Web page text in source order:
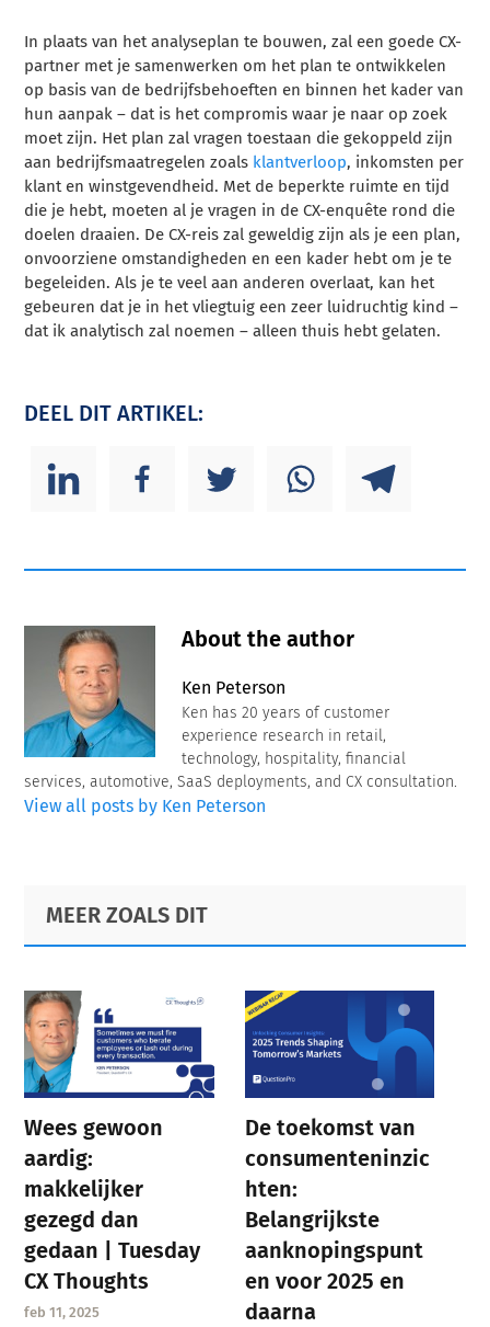
In plaats van het analyseplan te bouwen, zal een goede CX-
partner met je samenwerken om het plan te ontwikkelen
op basis van de bedrijfsbehoeften en binnen het kader van
hun aanpak – dat is het compromis waar je naar op zoek
moet zijn. Het plan zal vragen toestaan die gekoppeld zijn
aan bedrijfsmaatregelen zoals klantverloop, inkomsten per
klant en winstgevendheid. Met de beperkte ruimte en tijd
die je hebt, moeten al je vragen in de CX-enquête rond die
doelen draaien. De CX-reis zal geweldig zijn als je een plan,
onvoorziene omstandigheden en een kader hebt om je te
begeleiden. Als je te veel aan anderen overlaat, kan het
gebeuren dat je in het vliegtuig een zeer luidruchtig kind –
dat ik analytisch zal noemen – alleen thuis hebt gelaten.
DEEL DIT ARTIKEL:
About the author
Ken Peterson
Ken has 20 years of customer
experience research in retail,
technology, hospitality, financial
services, automotive, SaaS deployments, and CX consultation.
View all posts by Ken Peterson
Primary
Sidebar
Footer
MEER ZOALS DIT
Wees gewoon
aardig:
makkelijker
gezegd dan
gedaan | Tuesday
CX Thoughts
feb 11, 2025
De toekomst van
consumenteninzic
hten:
Belangrijkste
aanknopingspunt
en voor 2025 en
daarna